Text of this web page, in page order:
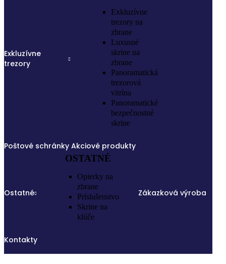
Exkluzívne
trezory
Exkluzívne
trezory na
zbrane
Luxusné
skrine na
zbrane
Panoramatická
trezorová
vitrína
Panoramatické
bezpečnostné
skrine
Poštové schránky Akciové produkty
Ostatné
OSTATNÉ
Opierky na
zbrane
Príslušenstvo
Skrine na
klúče
Zákazková výroba
Kontakty